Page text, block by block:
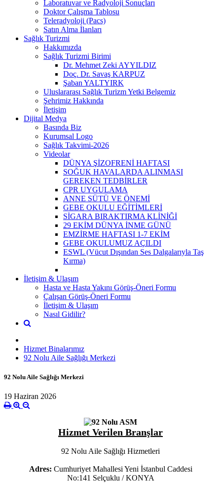
Laboratuvar ve Radyoloji Sonuçları
Doktor Çalışma Tablosu
Teleradyoloji (Pacs)
Satın Alma İlanları
Sağlık Turizmi
Hakkımızda
Sağlık Turizmi Birimi
Dr. Mehmet Zeki AYYILDIZ
Doç. Dr. Savaş KARPUZ
Şaban YALTYIRK
Uluslararası Sağlık Turizm Yetki Belgemiz
Şehrimiz Hakkında
İletişim
Dijital Medya
Basında Biz
Kurumsal Logo
Sağlık Takvimi-2026
Videolar
DÜNYA ŞİZOFRENİ HAFTASI
SOĞUK HAVALARDA ALINMASI
GEREKEN TEDBİRLER
CPR UYGULAMA
ANNE SÜTÜ VE ÖNEMİ
GEBE OKULU EĞİTİMLERİ
SİGARA BIRAKTIRMA KLİNİĞİ
29 EKİM DÜNYA İNME GÜNÜ
EMZİRME HAFTASI 1-7 EKİM
GEBE OKULUMUZ AÇILDI
ESWL (Vücut Dışından Ses Dalgalarıyla Taş
Kırma)
İletişim & Ulaşım
Hasta ve Hasta Yakını Görüş-Öneri Formu
Çalışan Görüş-Öneri Formu
İletişim & Ulaşım
Nasıl Gidilir?
Hizmet Binalarımız
92 Nolu Aile Sağlığı Merkezi
92 Nolu Aile Sağlığı Merkezi
19 Haziran 2026
Hizmet Verilen Branşlar
92 Nolu Aile Sağlığı Hizmetleri
Adres: Cumhuriyet Mahallesi Yeni İstanbul Caddesi
No:141 Selçuklu / KONYA